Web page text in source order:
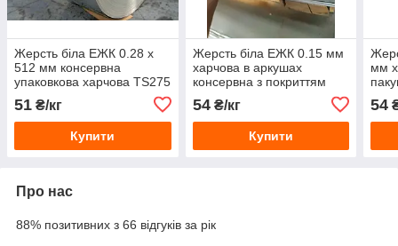
Жерсть біла ЕЖК 0.28 х
512 мм консервна
упаковкова харчова TS275
51 ₴/кг
Купити
Жерсть біла ЕЖК 0.15 мм
харчова в аркушах
консервна з покриттям
54₴/кг
Купити
мм
54
Про нас
88% позитивних з 66 відгуків за рік